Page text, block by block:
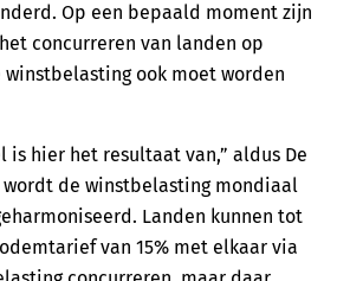
Op een bepaald moment zijn
concurreren van landen op
ook moet worden
is hier het resultaat van,” aldus De
wordt de winstbelasting mondiaal
Landen kunnen tot
van 15% met elkaar via